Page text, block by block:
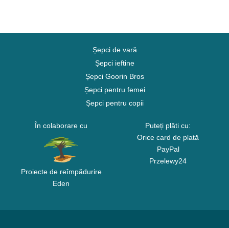
Șepci de vară
Șepci ieftine
Șepci Goorin Bros
Șepci pentru femei
Șepci pentru copii
În colaborare cu
Proiecte de reîmpădurire
Eden
Puteți plăti cu:
Orice card de plată
PayPal
Przelewy24